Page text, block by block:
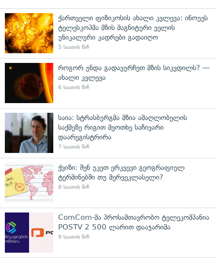
ქართველი ფიზიკოსის ახალი კვლევა: ინოუეს
ტელესკოპმა მზის მაგნიტური ველის
უნიკალური კადრები გადაიღო
5 საათის წინ
როგორ უნდა გადავურჩეთ მზის სიკვდილს? —
ახალი კვლევა
6 საათის წინ
საია: სტრასბურგმა მზია ამაღლობელის
საქმეზე რიგით მეოთხე საჩივარი
დაარეგისტრირა
7 საათის წინ
ქვიზი: შენ უკეთ ერკვევი გეოგრაფიულ
ტერმინებში თუ მერვეკლასელი?
8 საათის წინ
ComCom-მა პროსამთავრობო ტელეკომპანია
POSTV 2 500 ლარით დააჯარიმა
9 საათის წინ